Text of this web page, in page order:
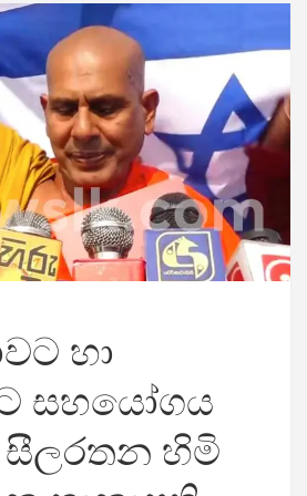
හා
සහයෝගය
හිමි